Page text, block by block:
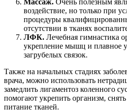
Массаж. Очень полезным
воздействие, но только при
процедуры
отсутствии в тканях
ЛФК. Лечебная гимнастика
укрепление мышц и плавное
загрубелых связок.
Также на начальных стадиях
врача, можно использовать
замедлить лигаментоз коленного
помогают укрепить организм,
питание тканей.